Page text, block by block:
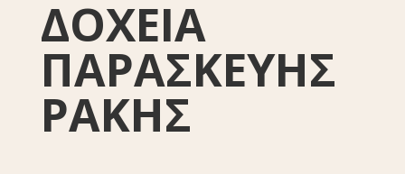
ΔΟΧΕΙΑ
ΠΑΡΑΣΚΕΥΗΣ
ΡΑΚΗΣ